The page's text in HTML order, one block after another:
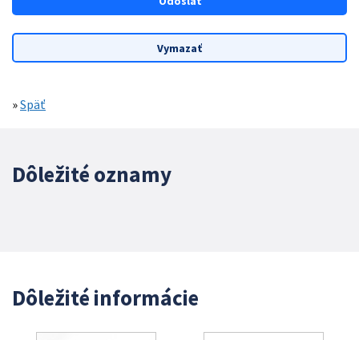
»Späť
Dôležité oznamy
Dôležité informácie